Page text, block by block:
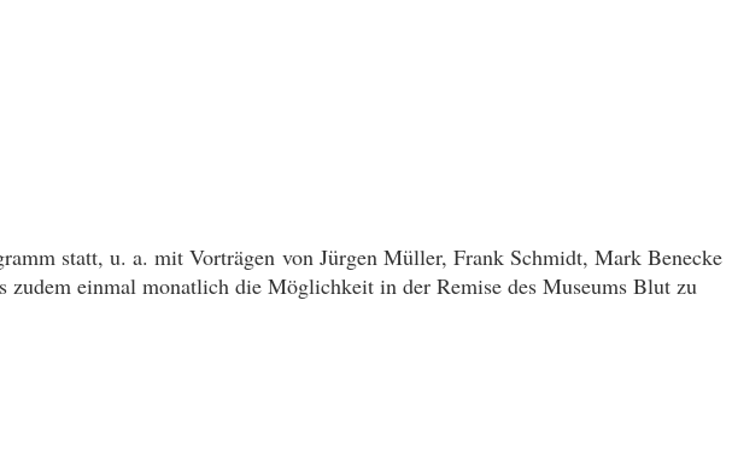
statt, u. a. mit Vorträgen von Jürgen Müller, Frank Schmidt, Mark Benecke
einmal monatlich die Möglichkeit in der Remise des Museums Blut zu